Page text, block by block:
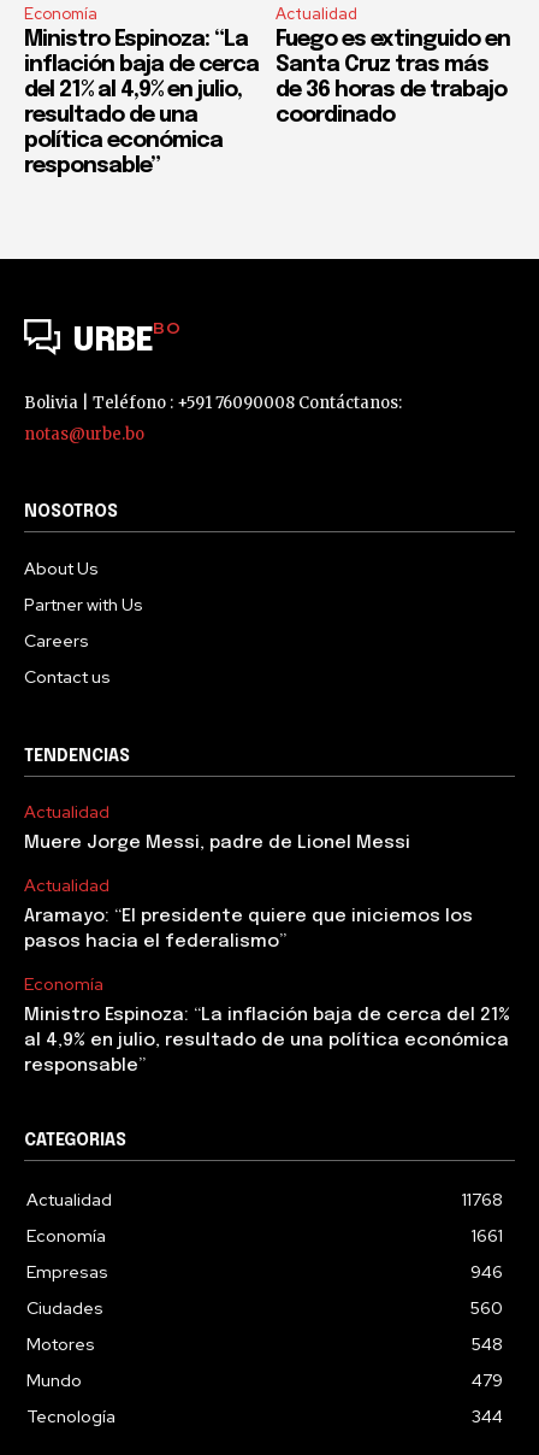
Economía
Ministro Espinoza: “La
inflación baja de cerca
del 21% al 4,9% en julio,
resultado de una
política económica
responsable”
Actualidad
Fuego es extinguido en
Santa Cruz tras más
de 36 horas de trabajo
coordinado
URBEBO
Bolivia | Teléfono : +591 76090008 Contáctanos:
notas@urbe.bo
NOSOTROS
About Us
Partner with Us
Careers
Contact us
TENDENCIAS
Actualidad
Muere Jorge Messi, padre de Lionel Messi
Actualidad
Aramayo: “El presidente quiere que iniciemos los
pasos hacia el federalismo”
Economía
Ministro Espinoza: “La inflación baja de cerca del 21%
al 4,9% en julio, resultado de una política económica
responsable”
CATEGORIAS
Actualidad
11768
Economía
1661
Empresas
946
Ciudades
560
Motores
548
Mundo
479
Tecnología
344